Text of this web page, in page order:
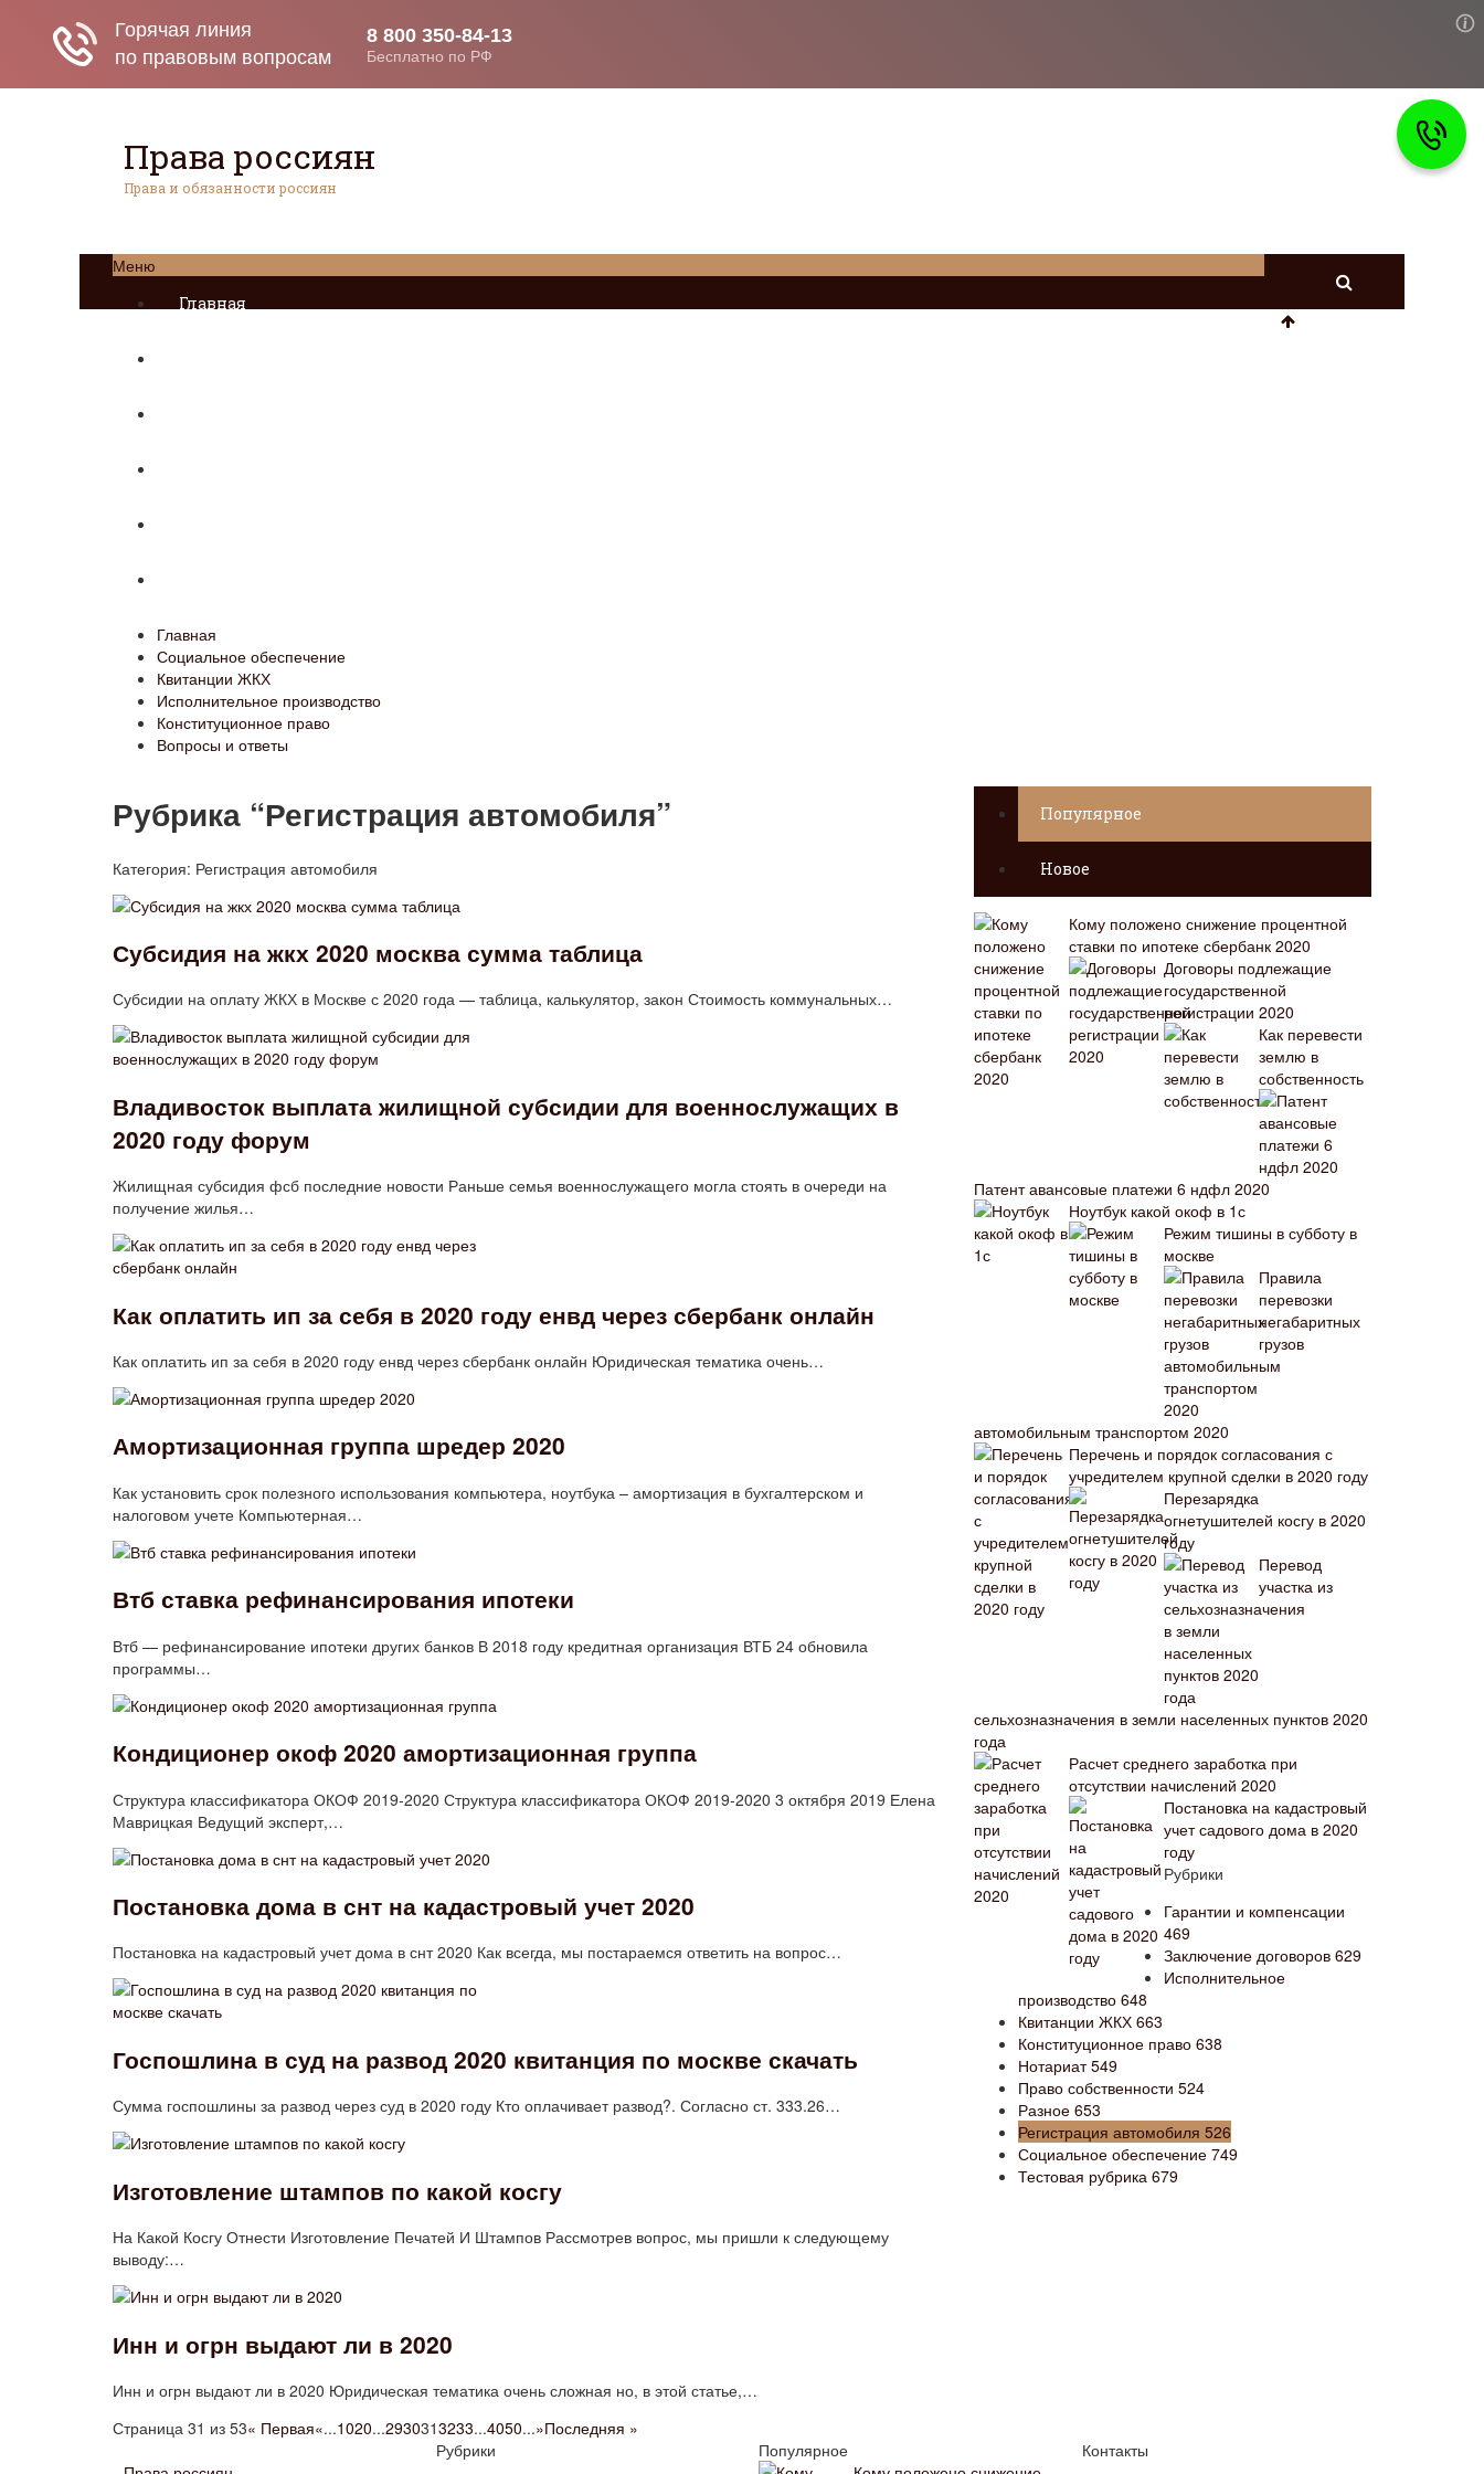
Права россиян
Права и обязанности россиян
Меню
Главная
Главная
Социальное обеспечение
Квитанции ЖКХ
Исполнительное производство
Конституционное право
Вопросы и ответы
Рубрика “Регистрация автомобиля”
Категория: Регистрация автомобиля
Субсидия на жкх 2020 москва сумма таблица
Субсидии на оплату ЖКХ в Москве с 2020 года — таблица, калькулятор, закон Стоимость коммунальных…
Владивосток выплата жилищной субсидии для военнослужащих в
2020 году форум
Жилищная субсидия фсб последние новости Раньше семья военнослужащего могла стоять в очереди на
получение жилья…
Как оплатить ип за себя в 2020 году енвд через сбербанк онлайн
Как оплатить ип за себя в 2020 году енвд через сбербанк онлайн Юридическая тематика очень…
Амортизационная группа шредер 2020
Как установить срок полезного использования компьютера, ноутбука – амортизация в бухгалтерском и
налоговом учете Компьютерная…
Втб ставка рефинансирования ипотеки
Втб — рефинансирование ипотеки других банков В 2018 году кредитная организация ВТБ 24 обновила
программы…
Кондиционер окоф 2020 амортизационная группа
Структура классификатора ОКОФ 2019‑2020 Структура классификатора ОКОФ 2019‑2020 3 октября 2019 Елена
Маврицкая Ведущий эксперт,…
Постановка дома в снт на кадастровый учет 2020
Постановка на кадастровый учет дома в снт 2020 Как всегда, мы постараемся ответить на вопрос…
Госпошлина в суд на развод 2020 квитанция по москве скачать
Сумма госпошлины за развод через суд в 2020 году Кто оплачивает развод?. Согласно ст. 333.26…
Изготовление штампов по какой косгу
На Какой Косгу Отнести Изготовление Печатей И Штампов Рассмотрев вопрос, мы пришли к следующему
выводу:…
Инн и огрн выдают ли в 2020
Инн и огрн выдают ли в 2020 Юридическая тематика очень сложная но, в этой статье,…
Страница 31 из 53« Первая«...1020...2930313233...4050...»Последняя »
Популярное
Новое
Кому положено снижение процентной
ставки по ипотеке сбербанк 2020
Договоры подлежащие
государственной
регистрации 2020
Как перевести
землю в
собственность
Патент авансовые платежи 6 ндфл 2020
Ноутбук какой окоф в 1с
Режим тишины в субботу в
москве
Правила
перевозки
негабаритных
грузов
автомобильным транспортом 2020
Перечень и порядок согласования с
учредителем крупной сделки в 2020 году
Перезарядка
огнетушителей косгу в 2020
году
Перевод
участка из
сельхозназначения в земли населенных пунктов 2020
года
Расчет среднего заработка при
отсутствии начислений 2020
Постановка на кадастровый
учет садового дома в 2020
году
Рубрики
Гарантии и компенсации
469
Заключение договоров 629
Исполнительное
производство 648
Квитанции ЖКХ 663
Конституционное право 638
Нотариат549
Право собственности 524
Разное 653
Регистрация автомобиля 526
Социальное обеспечение 749
Тестовая рубрика 679
Рубрики
Популярное
Контакты